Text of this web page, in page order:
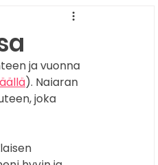
Saunamäki
ja vuonna
). Naiaran
joka